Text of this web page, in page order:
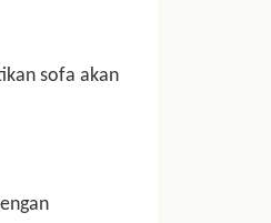
sofa akan